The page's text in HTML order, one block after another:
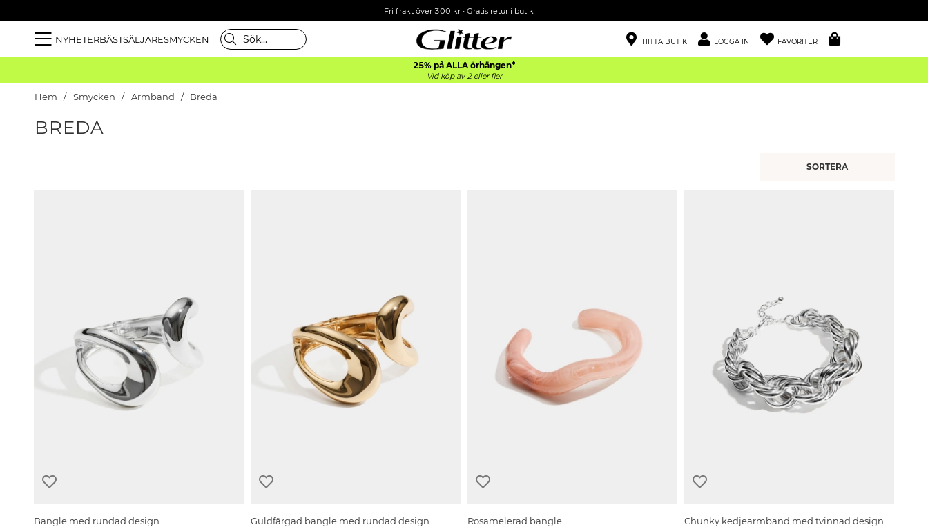
Fri frakt över 300 kr• Gratis retur i butik
NYHETERBÄSTSÄLJARESMYCKEN HITTA BUTIK LOGGA IN FAVORITER
25% på ALLA örhängen*
Vid köp av 2 eller fler
Hem Smycken Armband Breda
BREDA
Bangle med rundad design
Guldfärgad bangle med rundad design
Rosamelerad bangle
Chunky kedjearmband med tvinnad design